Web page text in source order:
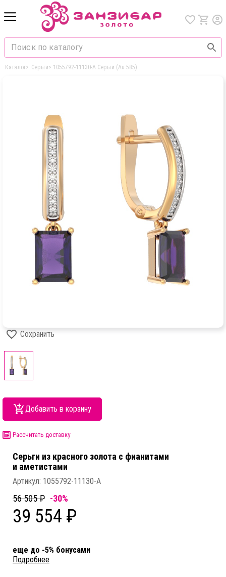
Каталог> Серьги> 1055792-11130-A Серьги (Au 585)
Сохранить
Добавить в корзину
Рассчитать доставку
Серьги из красного золота c фианитами
и аметистами
Артикул: 1055792-11130-A
56 505 ₽ -30%
39 554 ₽
еще до -5% бонусами
Подробнее